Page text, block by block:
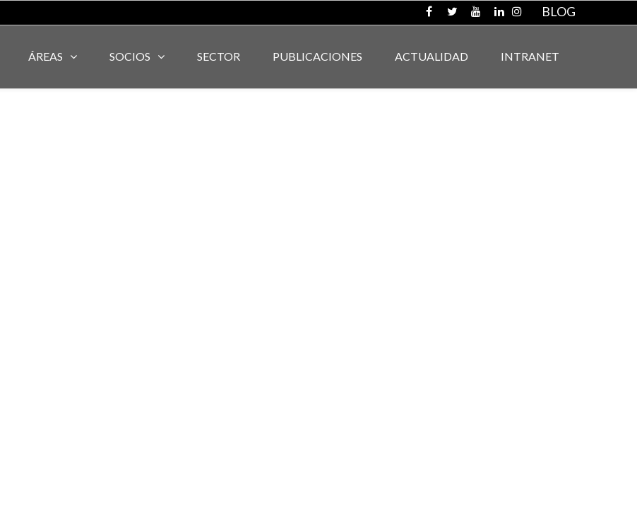
BLOG
ÁREAS SOCIOS SECTOR PUBLICACIONES ACTUALIDAD INTRANET